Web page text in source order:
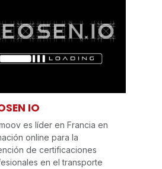
IO
es líder en Francia en
online para la
de certificaciones
en el transporte